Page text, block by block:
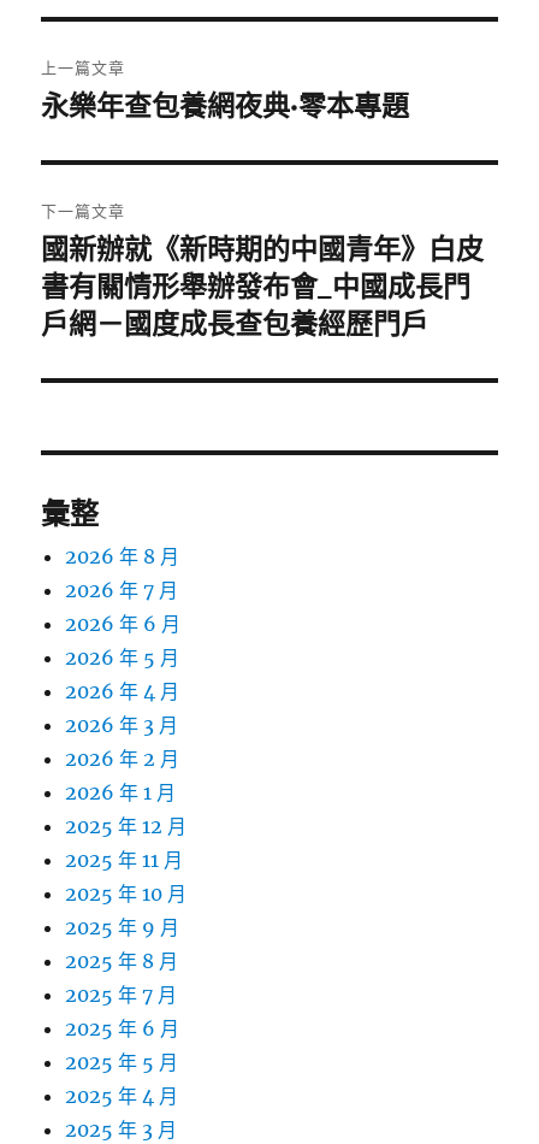
章
覽
上一篇文章
上
篇
文
章:
永樂年查包養網夜典·零本專題
下一篇文章
下
一
篇
章:
國新辦就《新時期的中國青年》白皮
書有關情形舉辦發布會_中國成長門
戶網－國度成長查包養經歷門戶
彙整
2026 年 8 月
2026 年 7 月
2026 年 6 月
2026 年 5 月
2026 年 4 月
2026 年 3 月
2026 年 2 月
2026 年 1 月
2025 年 12 月
2025 年 11 月
2025 年 10 月
2025 年 9 月
2025 年 8 月
2025 年 7 月
2025 年 6 月
2025 年 5 月
2025 年 4 月
2025 年 3 月